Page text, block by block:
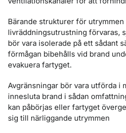
Bärande strukturer för utrymmen
livräddningsutrustning förvaras,
bör vara isolerade på ett sådant
förmågan bibehålls vid brand
evakuera fartyget.
Avgränsningar bör vara utförda i
innesluta brand i sådan
kan påbörjas eller fartyget
sig till närliggande utrymmen